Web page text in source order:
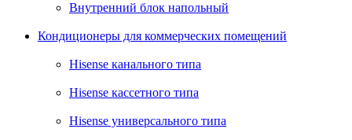
Внутренний блок напольный
Кондиционеры для коммерческих помещений
Hisense канального типа
Hisense кассетного типа
Hisense универсального типа